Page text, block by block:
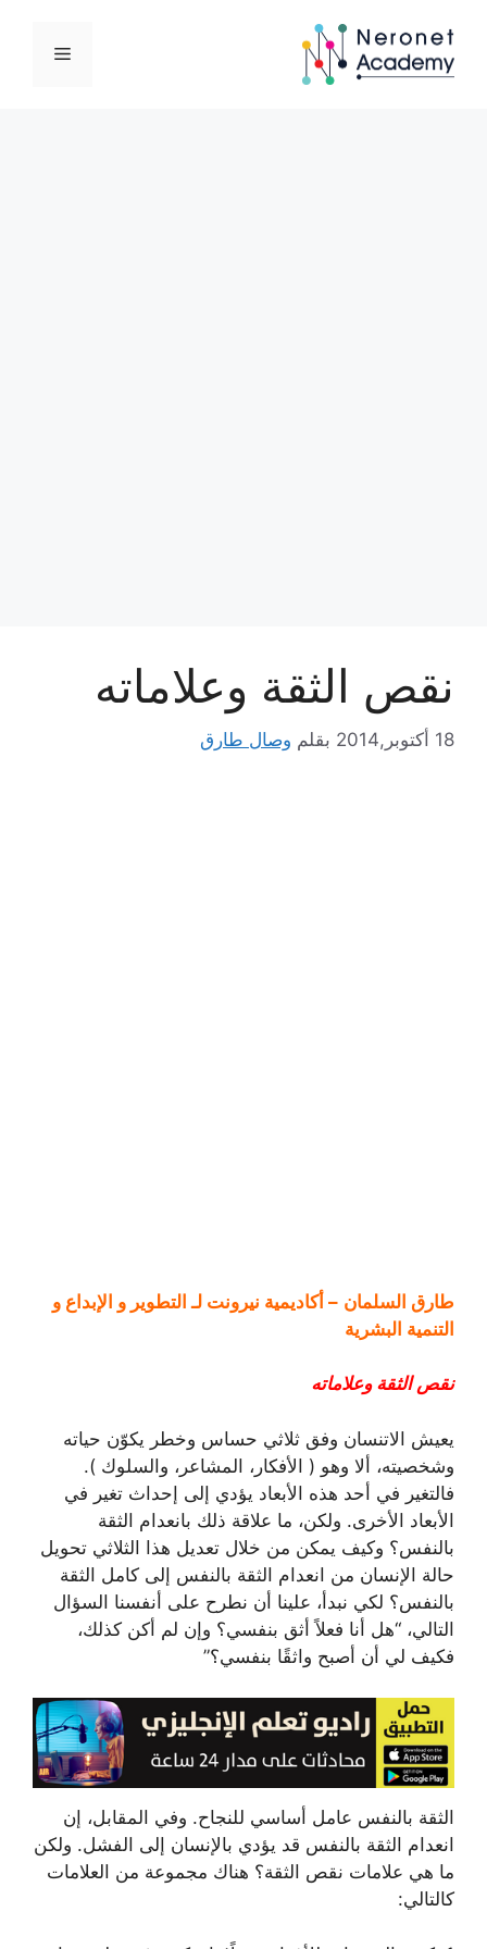
المحتوى
القائمة
نقص الثقة وعلاماته
18 أكتوبر,2014 بقلم وصال طارق
طارق السلمان – أكاديمية نيرونت لـ التطوير و الإبداع و
التنمية البشرية
نقص الثقة وعلاماته
يعيش الاتنسان وفق ثلاثي حساس وخطر يكوّن حياته
وشخصيته، ألا وهو ( الأفكار، المشاعر، والسلوك ).
فالتغير في أحد هذه الأبعاد يؤدي إلى إحداث تغير في
الأبعاد الأخرى. ولكن، ما علاقة ذلك بانعدام الثقة
بالنفس؟ وكيف يمكن من خلال تعديل هذا الثلاثي تحويل
حالة الإنسان من انعدام الثقة بالنفس إلى كامل الثقة
بالنفس؟ لكي نبدأ، علينا أن نطرح على أنفسنا السؤال
التالي، “هل أنا فعلاً أثق بنفسي؟ وإن لم أكن كذلك،
فكيف لي أن أصبح واثقًا بنفسي؟”
الثقة بالنفس عامل أساسي للنجاح. وفي المقابل، إن
انعدام الثقة بالنفس قد يؤدي بالإنسان إلى الفشل. ولكن
ما هي علامات نقص الثقة؟ هناك مجموعة من العلامات
كالتالي: